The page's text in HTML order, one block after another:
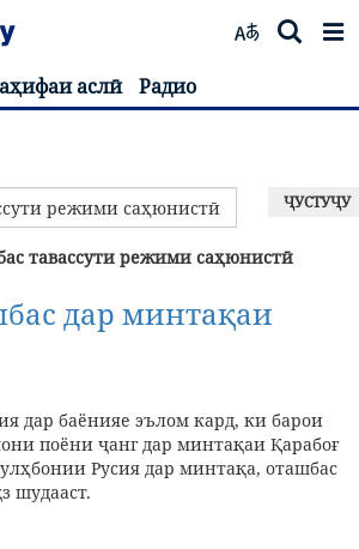
аслӣ Радио
ҶУСТУҶУ
тавассути режими саҳюнистӣ
дар минтақаи
дар баёнияе эълом кард, ки барои
поёни ҷанг дар минтақаи Қарабоғ
Русия дар минтақа, оташбас
шудааст.